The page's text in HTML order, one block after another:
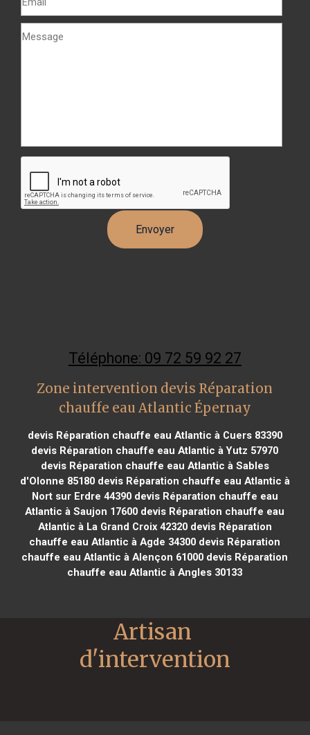
Téléphone: 09 72 59 92 27
Zone intervention devis Réparation
chauffe eau Atlantic Épernay
devis Réparation chauffe eau Atlantic à Cuers 83390
devis Réparation chauffe eau Atlantic à Yutz 57970
devis Réparation chauffe eau Atlantic à Sables
d'Olonne 85180devis Réparation chauffe eau Atlantic à
Nort sur Erdre 44390devis Réparation chauffe eau
Atlantic à Saujon 17600 devis Réparation chauffe eau
Atlantic à La Grand Croix 42320devis Réparation
chauffe eau Atlantic à Agde 34300 devis Réparation
chauffe eau Atlantic à Alençon 61000 devis Réparation
chauffe eau Atlantic à Angles 30133
Artisan
d'intervention